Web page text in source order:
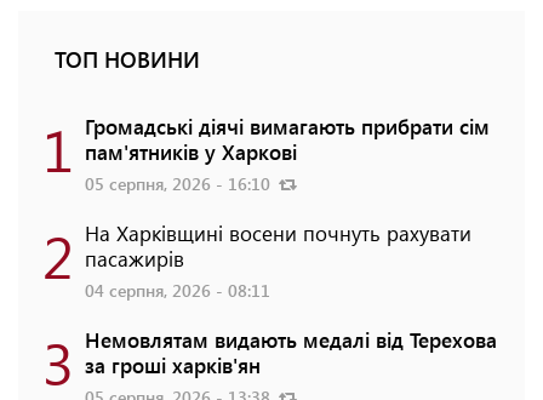
ТОП НОВИНИ
1 Громадські діячі вимагають прибрати сім
пам'ятників у Харкові
05 серпня, 2026 - 16:10
2 На Харківщині восени почнуть рахувати
пасажирів
04 серпня, 2026 - 08:11
3 Немовлятам видають медалі від Терехова
за гроші харків'ян